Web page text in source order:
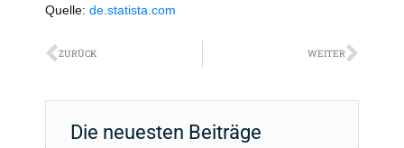
Quelle: de.statista.com
Zurück
ZURÜCK WEITER
Die neuesten Beiträge